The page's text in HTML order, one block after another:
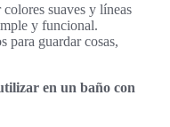
suaves y líneas
y funcional.
para guardar cosas,
en un baño con